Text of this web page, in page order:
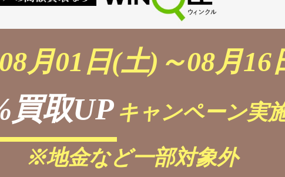
月01日(土)～08月16
買取UP キャンペーン実
※地金など一部対象外